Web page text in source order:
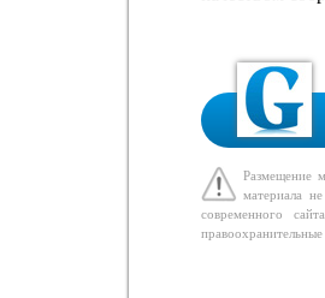
Размещение
материала
современного